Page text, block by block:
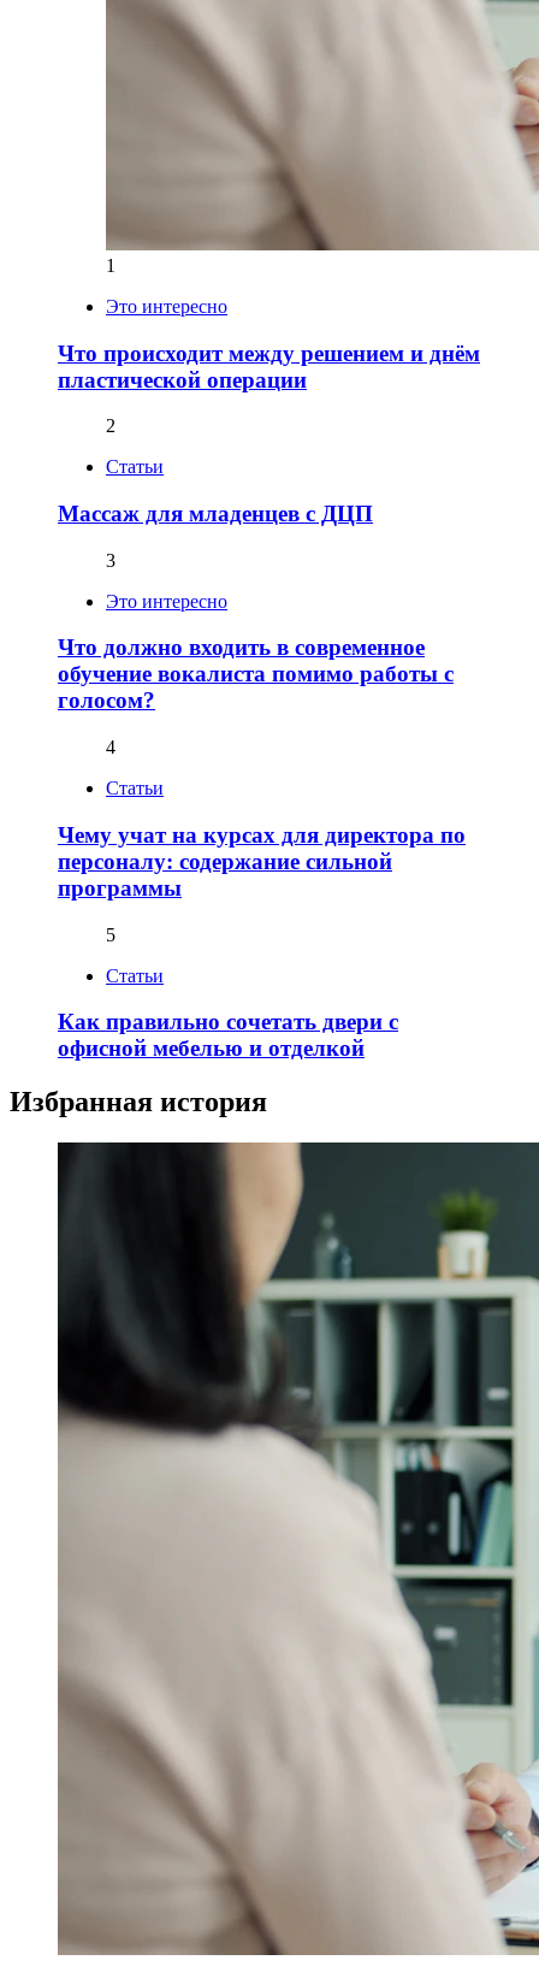
1
Это интересно
Что происходит между решением и днём
пластической операции
2
Статьи
Массаж для младенцев с ДЦП
3
Это интересно
Что должно входить в современное
обучение вокалиста помимо работы с
голосом?
4
Статьи
Чему учат на курсах для директора по
персоналу: содержание сильной
программы
5
Статьи
Как правильно сочетать двери с
офисной мебелью и отделкой
Избранная история